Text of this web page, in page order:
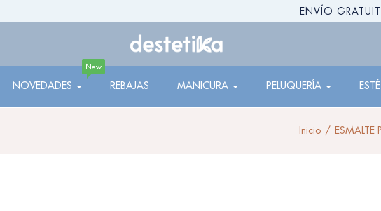
ENVÍO
NOVEDADES
New
REBAJAS MANICURA PELUQUERÍA
Inicio ESMALTE